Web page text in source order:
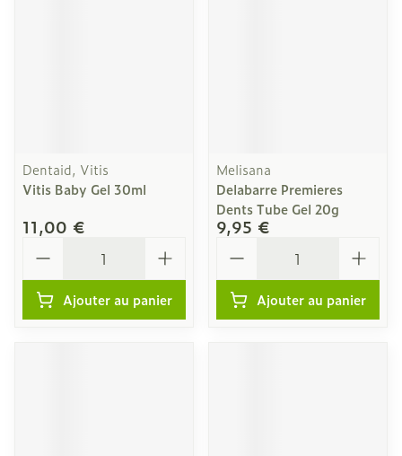
Dentaid, Vitis
Vitis Baby Gel 30ml
11,00 €
Ajouter au panier
Melisana
Delabarre Premieres
Dents Tube Gel 20g
9,95 €
Ajouter au panier